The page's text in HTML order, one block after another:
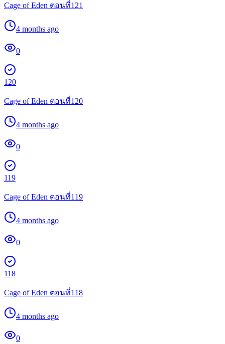
Cage of Eden ตอนที่121
4 months ago
0
120
Cage of Eden ตอนที่120
4 months ago
0
119
Cage of Eden ตอนที่119
4 months ago
0
118
Cage of Eden ตอนที่118
4 months ago
0